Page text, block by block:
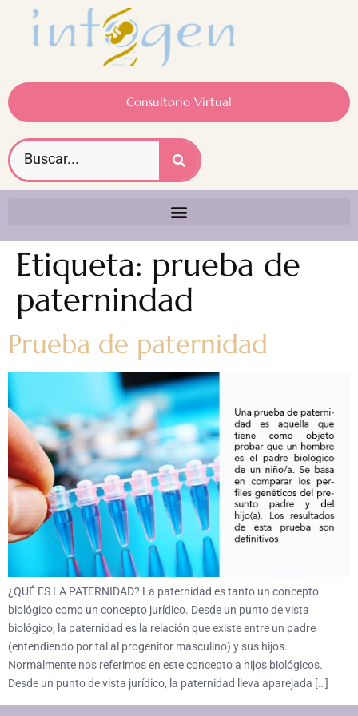
Consultorio Virtual
Etiqueta: prueba de
paternindad
Prueba de paternidad
¿QUÉ ES LA PATERNIDAD? La paternidad es tanto un concepto
biológico como un concepto jurídico. Desde un punto de vista
biológico, la paternidad es la relación que existe entre un padre
(entendiendo por tal al progenitor masculino) y sus hijos.
Normalmente nos referimos en este concepto a hijos biológicos.
Desde un punto de vista jurídico, la paternidad lleva aparejada […]